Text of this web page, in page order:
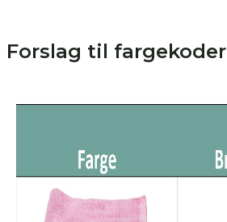
Forslag til fargekoder